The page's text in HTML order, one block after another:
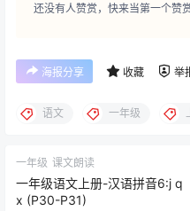
还没有人赞赏，快来当第一个赞
海报分享 收藏 举
语文 一年级
一年级 课文朗读
一年级语文上册-汉语拼音6:j q
x (P30-P31)